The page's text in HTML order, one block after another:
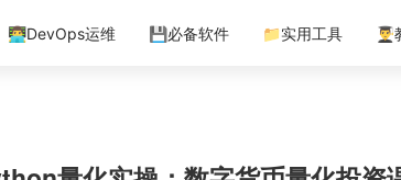
👨‍💻DevOps运维 💾必备软件 📁实用工具